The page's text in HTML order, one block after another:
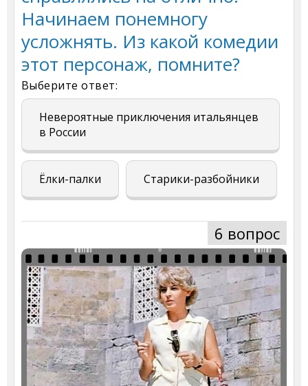
Начинаем понемногу
усложнять. Из какой комедии
этот персонаж, помните?
Выберите ответ:
Невероятные приключения итальянцев
в России
Ёлки-палки Старики-разбойники
6 вопрос